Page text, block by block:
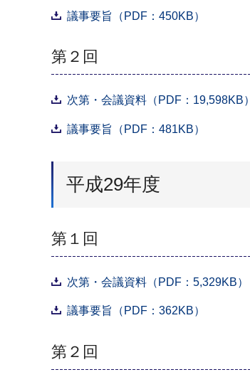
議事要旨（PDF：450KB）
第２回
次第・会議資料（PDF：19,598KB）
議事要旨（PDF：481KB）
平成29年度
第１回
次第・会議資料（PDF：5,329KB）
議事要旨（PDF：362KB）
第２回